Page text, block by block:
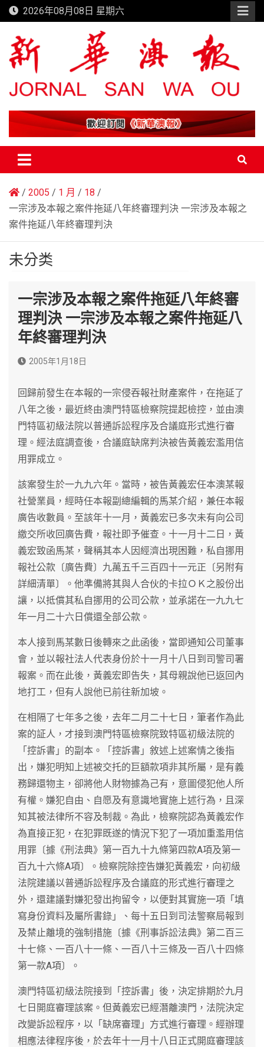
Skip
to
content
2026年08月08日 星期六
新華澳報
2005 1 月
18
一宗涉及本報之案件拖延八年終審理判決 一宗涉及本報之
案件拖延八年終審理判決
未分类
一宗涉及本報之案件拖延八年終審
理判決 一宗涉及本報之案件拖延八
年終審理判決
2005年1月18日
回歸前發生在本報的一宗侵吞報社財產案件，在拖延了
八年之後，最近終由澳門特區檢察院提起檢控，並由澳
門特區初級法院以普通訴訟程序及合議庭形式進行審
理。經法庭調查後，合議庭缺席判決被告黃義宏濫用信
用罪成立。
該案發生於一九九六年。當時，被告黃義宏任本澳某報
社營業員，經時任本報副總編輯的馬某介紹，兼任本報
廣告收數員。至該年十一月，黃義宏已多次未有向公司
繳交所收回廣告費，報社即予催查。十一月十二日，黃
義宏致函馬某，聲稱其本人因經濟出現困難，私自挪用
報社公款〔廣告費〕九萬五千三百四十一元正〔另附有
詳細清單〕。他準備將其與人合伙的卡拉ＯＫ之股份出
讓，以抵償其私自挪用的公司公款，並承諾在一九九七
年一月二十六日償還全部公款。
本人接到馬某數日後轉來之此函後，當即通知公司董事
會，並以報社法人代表身份於十一月十八日到司警司署
報案。而在此後，黃義宏即告失，其母親說他已返回內
地打工，但有人說他已前往新加坡。
在相隔了七年多之後，去年二月二十七日，筆者作為此
案的証人，才接到澳門特區檢察院致特區初級法院的
「控訴書」的副本。「控訴書」敘述上述案情之後指
出，嫌犯明知上述被交托的巨額款項非其所屬，是有義
務歸還物主，卻將他人財物據為己有，意圖侵犯他人所
有權。嫌犯自由、自愿及有意識地實施上述行為，且深
知其被法律所不容及制裁。為此，檢察院認為黃義宏作
為直接正犯，在犯罪既遂的情況下犯了一項加重濫用信
用罪〔據《刑法典》第一百九十九條第四款A項及第一
百九十六條A項〕。檢察院除控告嫌犯黃義宏，向初級
法院建議以普通訴訟程序及合議庭的形式進行審理之
外，還建議對嫌犯發出拘留令，以便對其實施一項「填
寫身份資料及屬所書錄」、每十五日到司法警察局報到
及禁止離境的強制措施〔據《刑事訴訟法典》第二百三
十七條、一百八十一條、一百八十三條及一百八十四條
第一款A項〕。
澳門特區初級法院接到「控訴書」後，決定排期於九月
七日開庭審理該案。但黃義宏已經潛離澳門，法院決定
改變訴訟程序，以「缺席審理」方式進行審理。經辦理
相應法律程序後，於去年十一月十八日正式開庭審理該